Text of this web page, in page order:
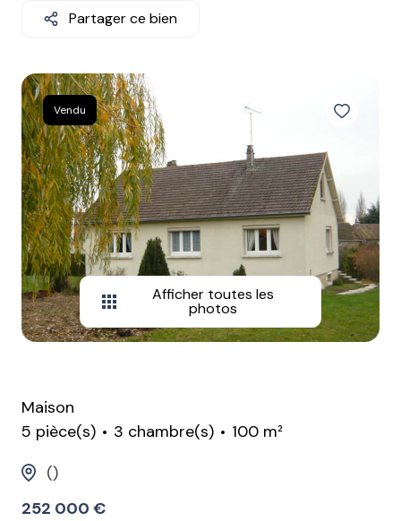
Notre
Estimation
Contact
Partager ce bien
Vendu
Afficher toutes les
photos
Maison
5 pièce(s)
3 chambre(s)
100 m²
()
252 000 €